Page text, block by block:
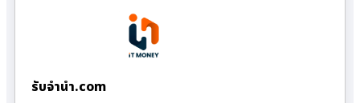
รับจํานํา.com